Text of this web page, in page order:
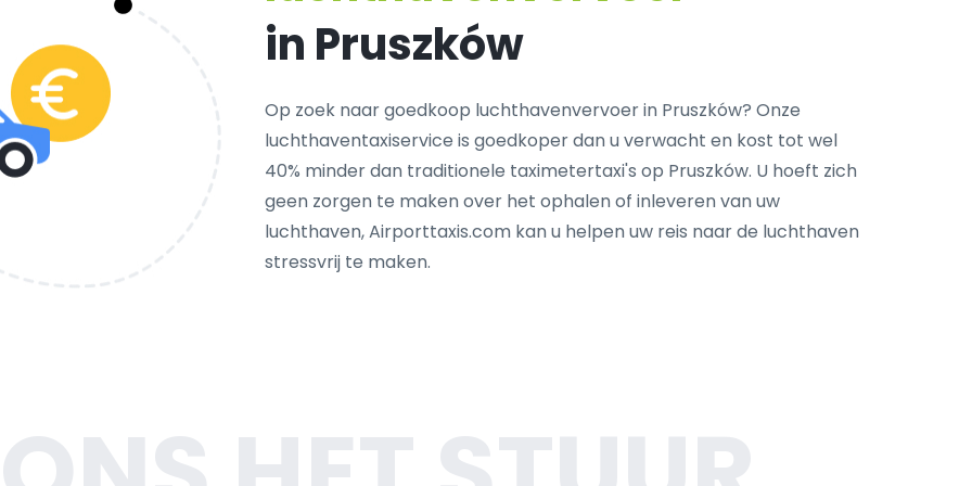
in Pruszków
Op zoek naar goedkoop luchthavenvervoer in Pruszków? Onze
luchthaventaxiservice is goedkoper dan u verwacht en kost tot wel
40% minder dan traditionele taximetertaxi's op Pruszków. U hoeft zich
geen zorgen te maken over het ophalen of inleveren van uw
luchthaven, Airporttaxis.com kan u helpen uw reis naar de luchthaven
stressvrij te maken.